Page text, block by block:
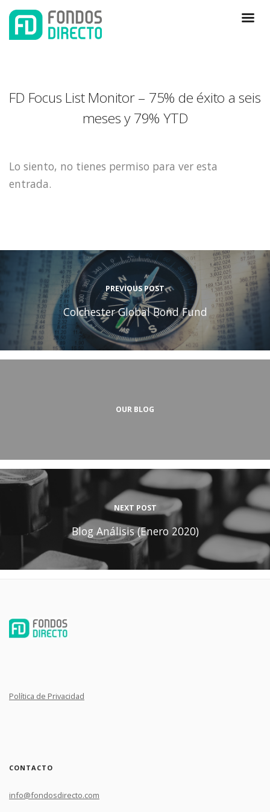
FD Focus List Monitor – 75% de éxito a seis
meses y 79% YTD
Lo siento, no tienes permiso para ver esta
entrada.
PREVIOUS POST
Colchester Global Bond Fund
OUR BLOG
NEXT POST
Blog Análisis (Enero 2020)
Política de Privacidad
CONTACTO
info@fondosdirecto.com